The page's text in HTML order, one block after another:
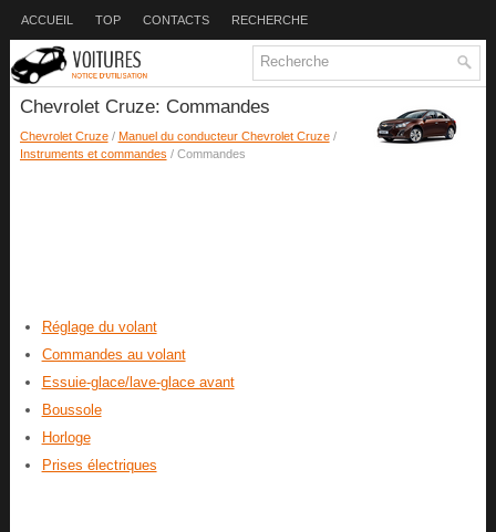
ACCUEIL TOP CONTACTS RECHERCHE
Chevrolet Cruze: Commandes
Chevrolet Cruze/ Manuel du conducteur Chevrolet Cruze/
Instruments et commandes / Commandes
Réglage du volant
Commandes au volant
Essuie-glace/lave-glace avant
Boussole
Horloge
Prises électriques